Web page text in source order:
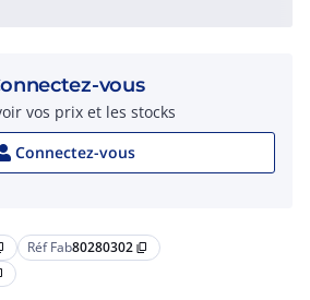
Réf Fab80280302 content_copy
vous
vos prix et les stocks
Connectez-vous